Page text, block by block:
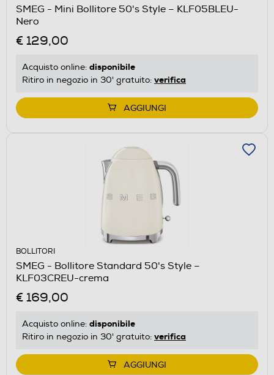
SMEG - Mini Bollitore 50's Style – KLF05BLEU-
Nero
€ 129,00
Acquisto online: disponibile
Ritiro in negozio in 30' gratuito: verifica
AGGIUNGI
BOLLITORI
SMEG - Bollitore Standard 50's Style –
KLF03CREU-crema
€ 169,00
Acquisto online: disponibile
Ritiro in negozio in 30' gratuito: verifica
AGGIUNGI